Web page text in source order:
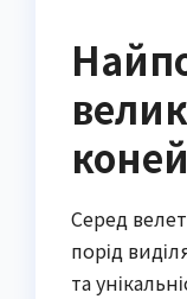
коней
Серед
порід
та